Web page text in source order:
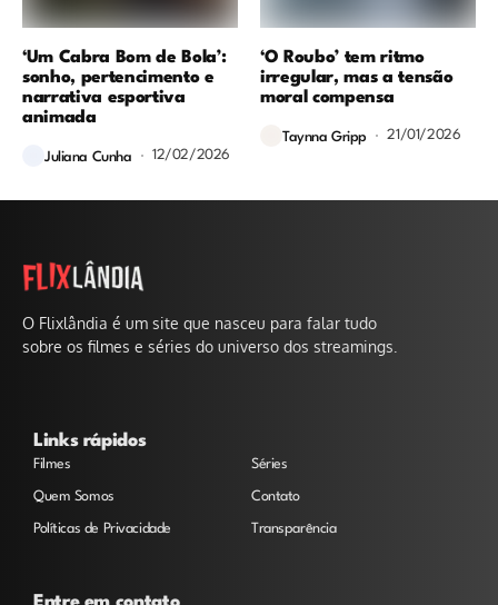
‘Um Cabra Bom de Bola’:
sonho, pertencimento e
narrativa esportiva
animada
Juliana Cunha 12/02/2026
‘O Roubo’ tem ritmo
irregular, mas a tensão
moral compensa
Taynna Gripp 21/01/2026
O Flixlândia é um site que nasceu para falar tudo
sobre os filmes e séries do universo dos streamings.
Links rápidos
Filmes Séries
Quem Somos Contato
Políticas de Privacidade Transparência